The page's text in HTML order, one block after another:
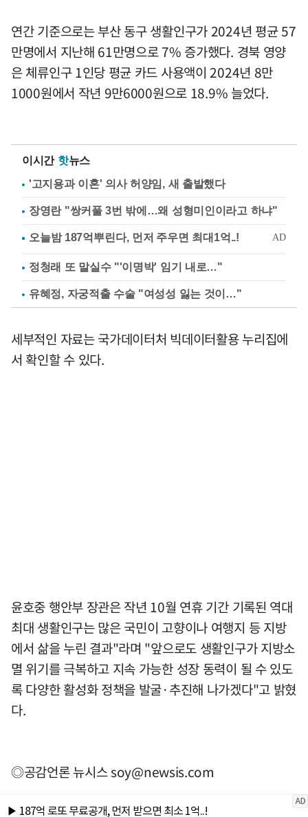
연간 기준으로는 부산 동구 생활인구가 2024년 평균 57
만명에서 지난해 61만명으로 7% 증가했다. 경북 영양
은 체류인구 1인당 평균 카드 사용액이 2024년 8만
1000원에서 작년 9만6000원으로 18.9% 늘었다.
이시간 핫뉴스
'고지용과 이혼' 의사 허양임, 새 출발했다
장영란 "쌍커풀 3번 밖에…왜 성형미인이라고 하냐"
정청래 또 말실수 "'이명박' 임기 내로…"
유혜정, 자궁적출 수술 "여성성 잃는 것이…"
세부적인 자료는 국가데이터처 빅데이터활용 누리집에
서 확인할 수 있다.
윤호중 행안부 장관은 작년 10월 연휴 기간 기록된 역대
최대 생활인구는 많은 국민이 고향이나 여행지 등 지방
에서 삶을 누린 결과"라며 "앞으로도 생활인구가 지방소
멸 위기를 극복하고 지속 가능한 성장 동력이 될 수 있도
록 다양한 활성화 정책을 발굴·추진해 나가겠다"고 밝혔
다.
◎공감언론 뉴시스soy@newsis.com